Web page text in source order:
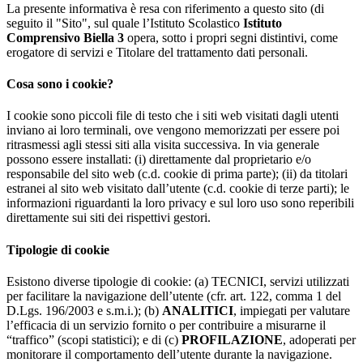
La presente informativa è resa con riferimento a questo sito (di
seguito il "Sito", sul quale l’Istituto Scolastico Istituto
Comprensivo Biella 3 opera, sotto i propri segni distintivi, come
erogatore di servizi e Titolare del trattamento dati personali.
Cosa sono i cookie?
I cookie sono piccoli file di testo che i siti web visitati dagli utenti
inviano ai loro terminali, ove vengono memorizzati per essere poi
ritrasmessi agli stessi siti alla visita successiva. In via generale
possono essere installati: (i) direttamente dal proprietario e/o
responsabile del sito web (c.d. cookie di prima parte); (ii) da titolari
estranei al sito web visitato dall’utente (c.d. cookie di terze parti); le
informazioni riguardanti la loro privacy e sul loro uso sono reperibili
direttamente sui siti dei rispettivi gestori.
Tipologie di cookie
Esistono diverse tipologie di cookie: (a) TECNICI, servizi utilizzati
per facilitare la navigazione dell’utente (cfr. art. 122, comma 1 del
D.Lgs. 196/2003 e s.m.i.); (b) ANALITICI, impiegati per valutare
l’efficacia di un servizio fornito o per contribuire a misurarne il
“traffico” (scopi statistici); e di (c) PROFILAZIONE, adoperati per
monitorare il comportamento dell’utente durante la navigazione.